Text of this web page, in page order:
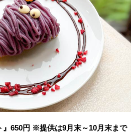
』650円 ※提供は9月末～10月末まで